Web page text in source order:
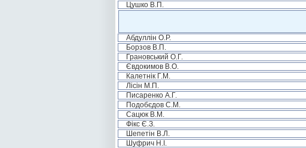
Цушко В.П.
Абдуллін О.Р.
Борзов В.П.
Грановський О.Г.
Євдокимов В.О.
Калетнік Г.М.
Лісін М.П.
Писаренко А.Г.
Подобєдов С.М.
Сацюк В.М.
Фікс Є.З.
Шепетін В.Л.
Шуфрич Н.І.